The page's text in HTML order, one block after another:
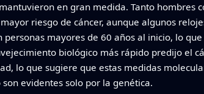
en gran medida. Tanto hombres
riesgo de cáncer, aunque algunos
mayores de 60 años al inicio, lo
biológico más rápido predijo el
lo que sugiere que estas medidas
evidentes solo por la genética.